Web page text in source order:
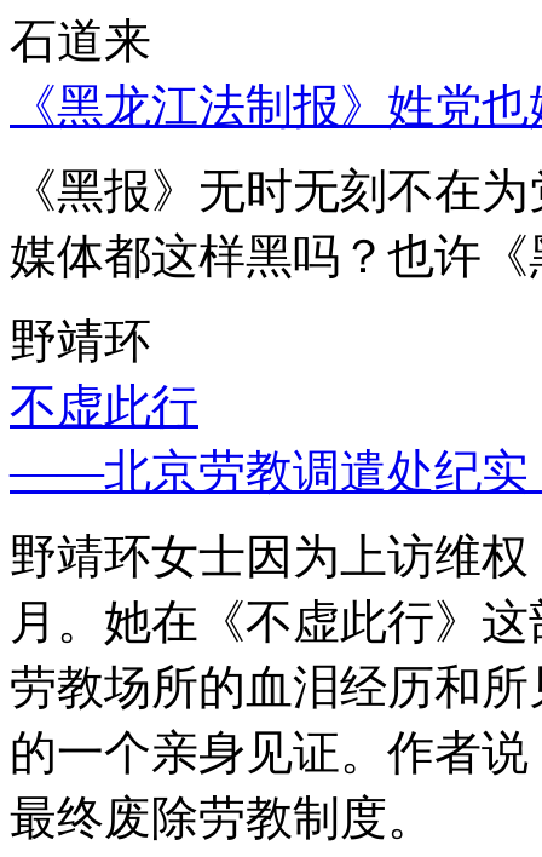
石道来
《黑龙江法制报》姓党
《黑报》无时无刻不在
媒体都这样黑吗？也许
野靖环
不虚此行
——北京劳教调遣处纪实
野靖环女士因为上访维
月。她在《不虚此行》
劳教场所的血泪经历和
的一个亲身见证。作者
最终废除劳教制度。